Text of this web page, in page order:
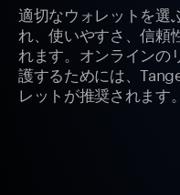
適切なウォレットを選
れ、使いやすさ、信頼
れます。オンラインの
護するためには、
レットが推奨されます。